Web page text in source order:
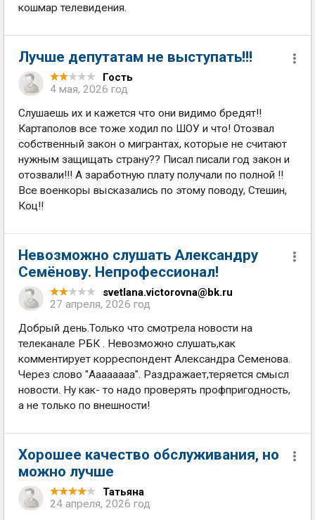
кошмар телевидения.
Лучше депутатам не выступать!!!
Гость
4 мая, 2026 год
Слушаешь их и кажется что они видимо бредят!!
Картаполов все тоже ходил по ШОУ и что! Отозвал
собственный закон о мигрантах, которые не считают
нужным защищать страну?? Писал писали год закон и
отозвали!!! А заработную плату получали по полной !!
Все военкоры высказались по этому поводу, Стешин,
Коц!!
Невозможно слушать Александру
Семёнову. Непрофессионал!
svetlana.victorovna@bk.ru
27 апреля, 2026 год
Добрый день.Только что смотрела новости на
телеканале РБК . Невозможно слушать,как
комментирует корреспондент Александра Семенова.
Через слово "Аааааааа". Раздражает,теряется смысл
новости. Ну как- то надо проверять профпригодность,
а не только по внешности!
Хорошее качество обслуживания, но
можно лучше
Татьяна
24 апреля, 2026 год